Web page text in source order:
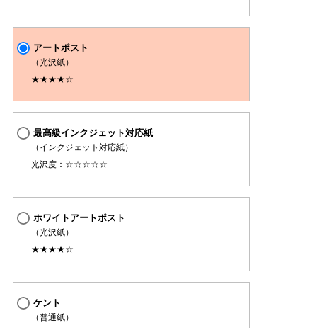
アートポスト
（光沢紙）
★★★★☆
最高級インクジェット対応紙
（インクジェット対応紙）
光沢度：☆☆☆☆☆
ホワイトアートポスト
（光沢紙）
★★★★☆
ケント
（普通紙）